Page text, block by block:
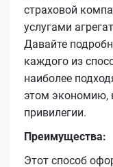
страховой
услугами
Давайте
каждого из
наиболее
этом экономию,
привилегии.
Преимущества:
Этот способ